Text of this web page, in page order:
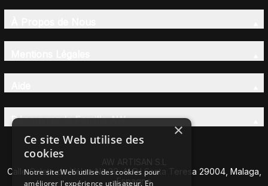
Découvrez la Famille AW
AW ARTISAN S.L
Calle Caleta de Vélez Nº 39-41 P.I Santa Teresa 29004, Malaga,
Espagne
×
Ce site Web utilise des
cookies
Notre site Web utilise des cookies pour
améliorer l'expérience utilisateur. En